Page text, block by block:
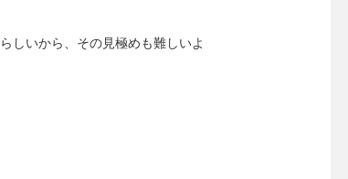
しいから、その見極めも難しいよ